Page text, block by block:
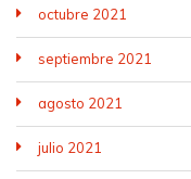
octubre 2021
septiembre 2021
agosto 2021
julio 2021